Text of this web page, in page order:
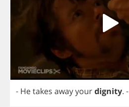
- Hetakes awayyourdignity. -